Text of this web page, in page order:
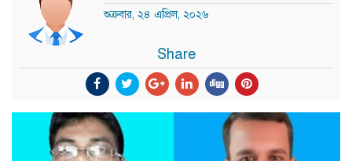
শুক্রবার, ২৪ এপ্রিল, ২০২৬
Share